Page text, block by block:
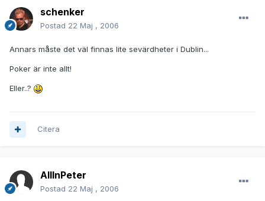
schenker
Postad 22 Maj , 2006
Annars måste det väl finnas lite sevärdheter i Dublin...
Poker är inte allt!
Eller..?
Citera
AllInPeter
Postad 22 Maj , 2006